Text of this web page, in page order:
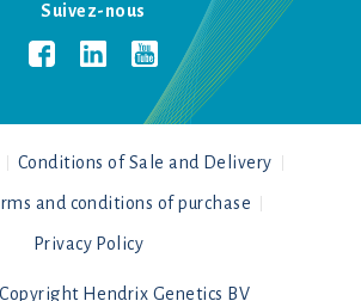
Suivez-nous
Hendrix Genetics BV
Conditions of Sale and Delivery
and conditions of purchase
Privacy Policy